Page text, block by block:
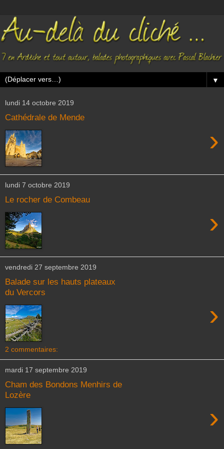
▼
lundi 14 octobre 2019
Cathédrale de Mende
›
lundi 7 octobre 2019
Le rocher de Combeau
›
vendredi 27 septembre 2019
Balade sur les hauts plateaux
du Vercors
›
2 commentaires:
mardi 17 septembre 2019
Cham des Bondons Menhirs de
Lozère
›